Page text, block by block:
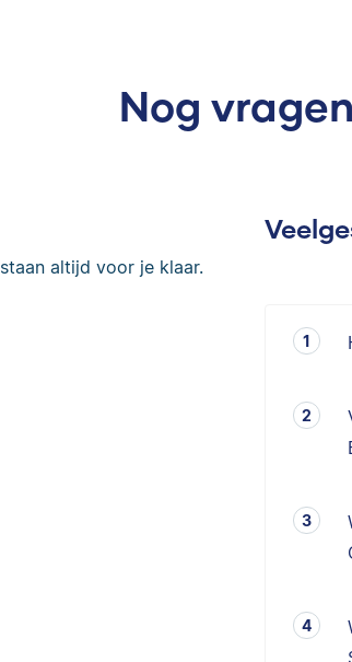
Nog
staan altijd voor je klaar.